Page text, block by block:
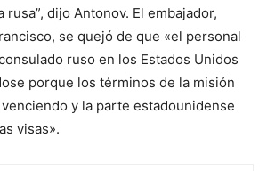
dijo Antonov. El embajador,
se quejó de que «el personal
ruso en los Estados Unidos
porque los términos de la misión
y la parte estadounidense
visas».